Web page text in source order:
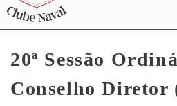
20ª Sessão
Conselho Diretor